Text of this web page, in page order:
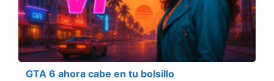
GTA 6 ahora cabe en tu bolsillo